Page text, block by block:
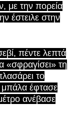
με την πορεία
έστειλε στην
πέντε λεπτά
τη
το
μπάλα έφτασε
ανέβασε